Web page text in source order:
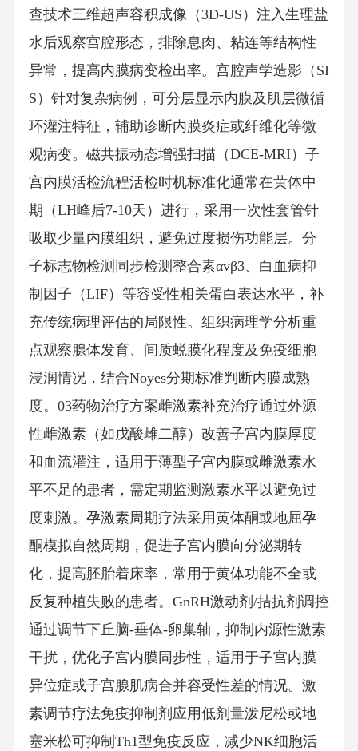
查技术三维超声容积成像（3D-US）注入生理盐
水后观察宫腔形态，排除息肉、粘连等结构性
异常，提高内膜病变检出率。宫腔声学造影（SI
S）针对复杂病例，可分层显示内膜及肌层微循
环灌注特征，辅助诊断内膜炎症或纤维化等微
观病变。磁共振动态增强扫描（DCE-MRI）子
宫内膜活检流程活检时机标准化通常在黄体中
期（LH峰后7-10天）进行，采用一次性套管针
吸取少量内膜组织，避免过度损伤功能层。分
子标志物检测同步检测整合素αvβ3、白血病抑
制因子（LIF）等容受性相关蛋白表达水平，补
充传统病理评估的局限性。组织病理学分析重
点观察腺体发育、间质蜕膜化程度及免疫细胞
浸润情况，结合Noyes分期标准判断内膜成熟
度。03药物治疗方案雌激素补充治疗通过外源
性雌激素（如戊酸雌二醇）改善子宫内膜厚度
和血流灌注，适用于薄型子宫内膜或雌激素水
平不足的患者，需定期监测激素水平以避免过
度刺激。孕激素周期疗法采用黄体酮或地屈孕
酮模拟自然周期，促进子宫内膜向分泌期转
化，提高胚胎着床率，常用于黄体功能不全或
反复种植失败的患者。GnRH激动剂/拮抗剂调控
通过调节下丘脑-垂体-卵巢轴，抑制内源性激素
干扰，优化子宫内膜同步性，适用于子宫内膜
异位症或子宫腺肌病合并容受性差的情况。激
素调节疗法免疫抑制剂应用低剂量泼尼松或地
塞米松可抑制Th1型免疫反应，减少NK细胞活